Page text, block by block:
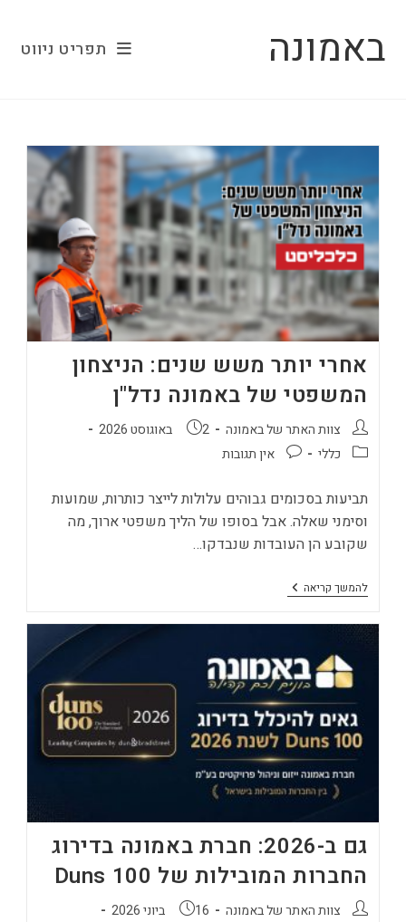
contentבאמונה תפריט ניווט
אחרי יותר משש שנים: הניצחון
המשפטי של באמונה נדל"ן
מחבר:צוות האתר של באמונה פורסם:
2 באוגוסט 2026
קטגוריה:
כללי תגובות:אין תגובות
תביעות בסכומים גבוהים עלולות לייצר כותרות, שמועות
וסימני שאלה. אבל בסופו של הליך משפטי ארוך, מה
שקובע הן העובדות שנבדקו…
להמשך קריאהאחרי
יותר
המשפטי
של
באמונה
נדל"ן
גם ב-2026: חברת באמונה בדירוג
החברות המובילות של Duns 100
מחבר:צוות האתר של באמונה פורסם:
16 ביוני 2026